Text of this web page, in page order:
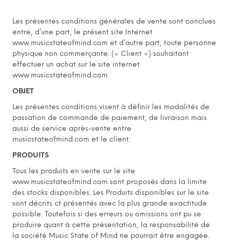
Les présentes conditions générales de vente sont conclues
entre, d’une part, le présent site Internet
www.musicstateofmind.com et d’autre part, toute personne
physique non commerçante. (« Client ») souhaitant
effectuer un achat sur le site internet
www.musicstateofmind.com
OBJET
Les présentes conditions visent à définir les modalités de
passation de commande de paiement, de livraison mais
aussi de service après-vente entre
musicstateofmind.com et le client.
PRODUITS
Tous les produits en vente sur le site
www.musicstateofmind.com sont proposés dans la limite
des stocks disponibles. Les Produits disponibles sur le site
sont décrits ct présentés avec la plus grande exactitude
possible. Toutefois si des erreurs ou omissions ont pu se
produire quant à cette présentation, la responsabilité de
la société Music State of Mind ne pourrait être engagée.